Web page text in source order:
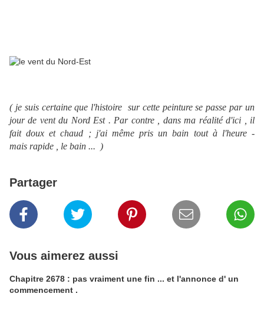
( je suis certaine que l'histoire sur cette peinture se passe par un
jour de vent du Nord Est . Par contre , dans ma réalité d'ici , il
fait doux et chaud ; j'ai même pris un bain tout à l'heure -
mais rapide , le bain ... )
Partager
Vous aimerez aussi
Chapitre 2678 : pas vraiment une fin ... et l'annonce d' un
commencement .